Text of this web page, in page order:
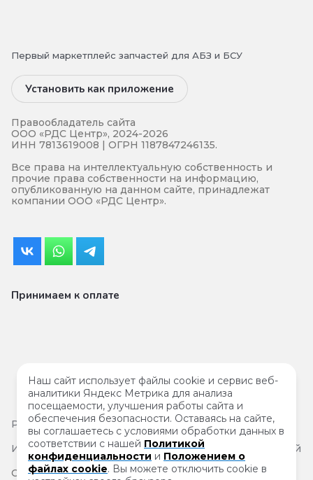
Первый маркетплейс запчастей для АБЗ и БСУ
Установить как приложение
Правообладатель сайта
ООО «РДС Центр», 2024-2026
ИНН 7813619008 | ОГРН 1187847246135.
Все права на интеллектуальную собственность и
прочие права собственности на информацию,
опубликованную на данном сайте, принадлежат
компании ООО «РДС Центр».
Принимаем к оплате
Результатыспециальной проверки условий труда
Информация на сайте не является публичной офертой
Согласие на обработку персональных данных
Наш сайт использует файлы cookie и сервис веб-
аналитики Яндекс Метрика для анализа
посещаемости, улучшения работы сайта и
обеспечения безопасности. Оставаясь на сайте,
вы соглашаетесь с условиями обработки данных в
соответствии с нашей Политикой
конфиденциальности и Положением о
файлах cookie. Вы можете отключить cookie в